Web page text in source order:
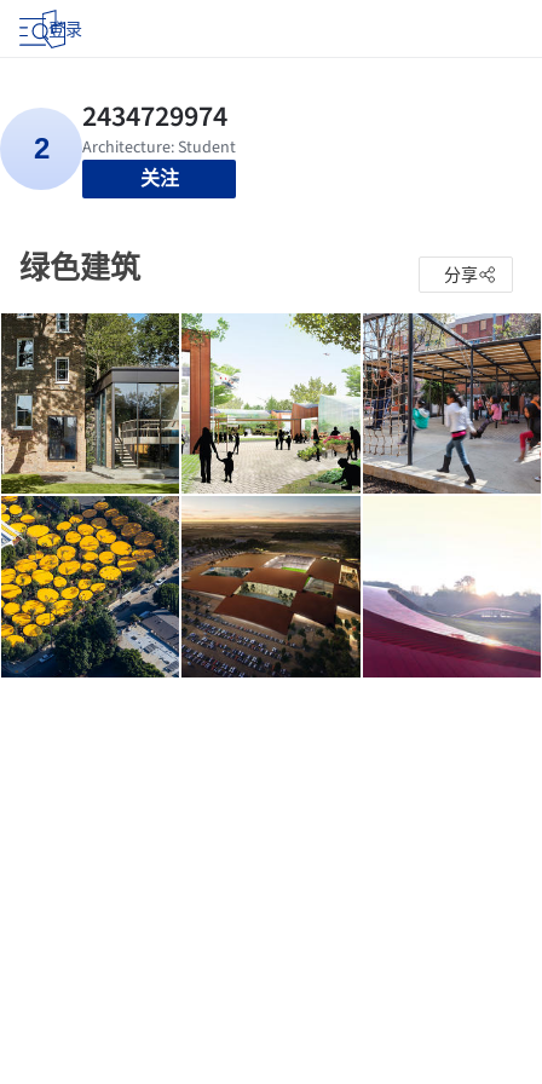
登录
关注
绿色建筑 分享